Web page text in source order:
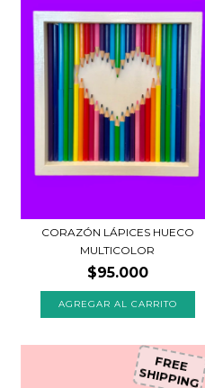
CORAZÓN LÁPICES HUECO
MULTICOLOR
$95.000
FREE
SHIPPING